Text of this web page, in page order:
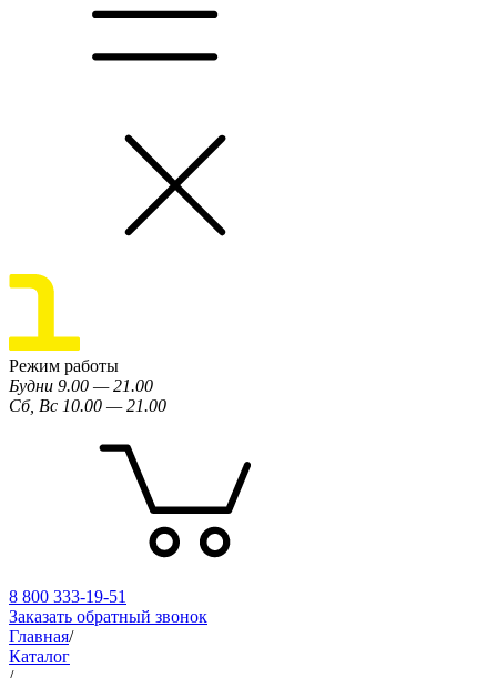
Режим работы
Будни 9.00 — 21.00
Сб, Вс 10.00 — 21.00
8 800 333-19-51
Заказать обратный звонок
Главная/
Каталог